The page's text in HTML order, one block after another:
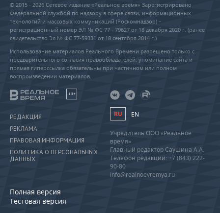
© 2015 - 2026 Сетевое издание «Реальное время» Зарегистрировано
Федеральной службой по надзору в сфере связи, информационных
технологий и массовых коммуникаций (Роскомнадзор) –
регистрационный номер ЭЛ № ФС 77 - 79627 от 18 декабря 2020 г. (ранее
свидетельство Эл № ФС 77-59331 от 18 сентября 2014 г.)
Использование материалов Реального Времени разрешено только с
предварительного согласия правообладателей, упоминание сайта и
прямая гиперссылка обязательны при частичном или полном
воспроизведении материалов.
18+
РЕДАКЦИЯ
РЕКЛАМА
ПРАВОВАЯ ИНФОРМАЦИЯ
ПОЛИТИКА О ПЕРСОНАЛЬНЫХ
ДАННЫХ
Полная версия
Тестовая версия
RU EN
Учредитель ООО «Реальное
время»
Главный редактор Саушина А.А.
Телефон редакции: +7 (843) 222-
90-80
info@realnoevremya.ru